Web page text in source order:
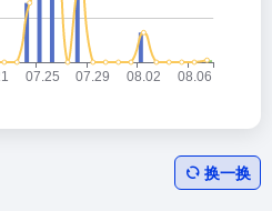
换一换